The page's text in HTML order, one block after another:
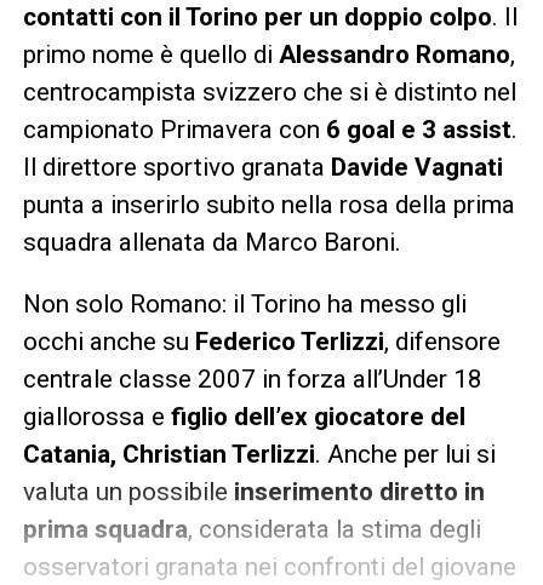
contatti con il Torino per un doppio colpo. Il
primo nome è quello di Alessandro Romano,
centrocampista svizzero che si è distinto nel
campionato Primavera con 6 goal e 3 assist.
Il direttore sportivo granata Davide Vagnati
punta a inserirlo subito nella rosa della prima
squadra allenata da Marco Baroni.
Non solo Romano: il Torino ha messo gli
occhi anche su Federico Terlizzi, difensore
centrale classe 2007 in forza all’Under 18
giallorossa e figlio dell’ex giocatore del
Catania, Christian Terlizzi. Anche per lui si
valuta un possibile inserimento diretto in
prima squadra, considerata la stima degli
osservatori granata nei confronti del giovane